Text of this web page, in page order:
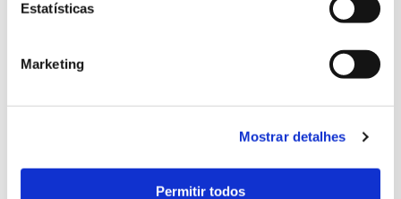
Estatísticas
Marketing
Mostrar detalhes
Permitir todos